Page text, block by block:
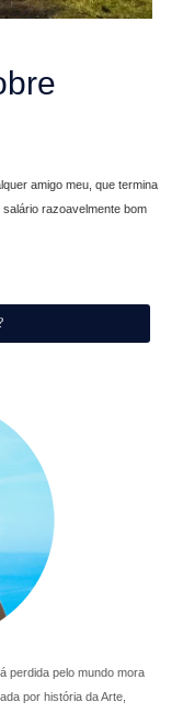
amigo meu, que termina
razoavelmente bom
perdida pelo mundo mora
por história da Arte,